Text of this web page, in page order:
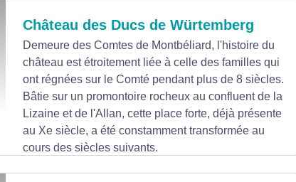
Château des Ducs de Würtemberg
Demeure des Comtes de Montbéliard, l'histoire du
château est étroitement liée à celle des familles qui
ont régnées sur le Comté pendant plus de 8 siècles.
Bâtie sur un promontoire rocheux au confluent de la
Lizaine et de l'Allan, cette place forte, déjà présente
au Xe siècle, a été constamment transformée au
cours des siècles suivants.